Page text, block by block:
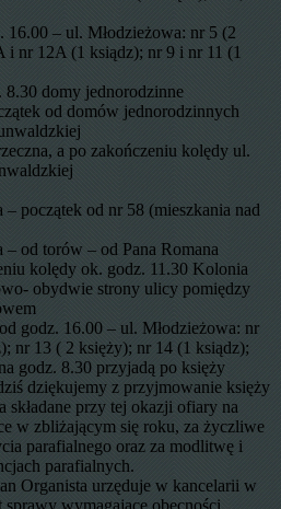
16.00 – ul. Młodzieżowa: nr 5 (2
i nr 12A (1 ksiądz); nr 9 i nr 11 (1
8.30 domy jednorodzinne
od domów jednorodzinnych
a po zakończeniu kolędy ul.
początek od nr 58 (mieszkania nad
od torów – od Pana Romana
kolędy ok. godz. 11.30 Kolonia
obydwie strony ulicy pomiędzy
godz. 16.00 – ul. Młodzieżowa: nr
nr 13 ( 2 księży); nr 14 (1 ksiądz);
godz. 8.30 przyjadą po księży
dziękujemy z przyjmowanie księży
składane przy tej okazji ofiary na
w zbliżającym się roku, za życzliwe
parafialnego oraz za modlitwę i
parafialnych.
Organista urzęduje w kancelarii w
sprawy wymagające obecności